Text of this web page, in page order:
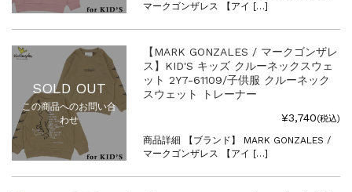
マークゴンザレス 【アイ […]
SOLD OUT
この商品へのお問い合
わせ
【MARK GONZALES / マークゴンザレ
ス】KID'S キッズ クルーネックスウェ
ット 2Y7-61109/子供服 クルーネック
スウェット トレーナー
¥3,740(税込)
商品詳細 【ブランド】 MARK GONZALES /
マークゴンザレス 【アイ […]